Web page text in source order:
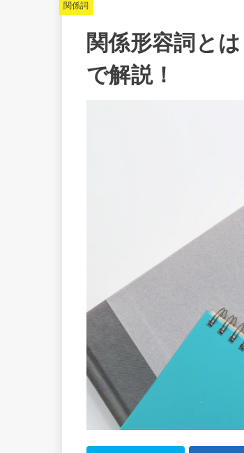
関係詞
関係形容詞と
で解説！